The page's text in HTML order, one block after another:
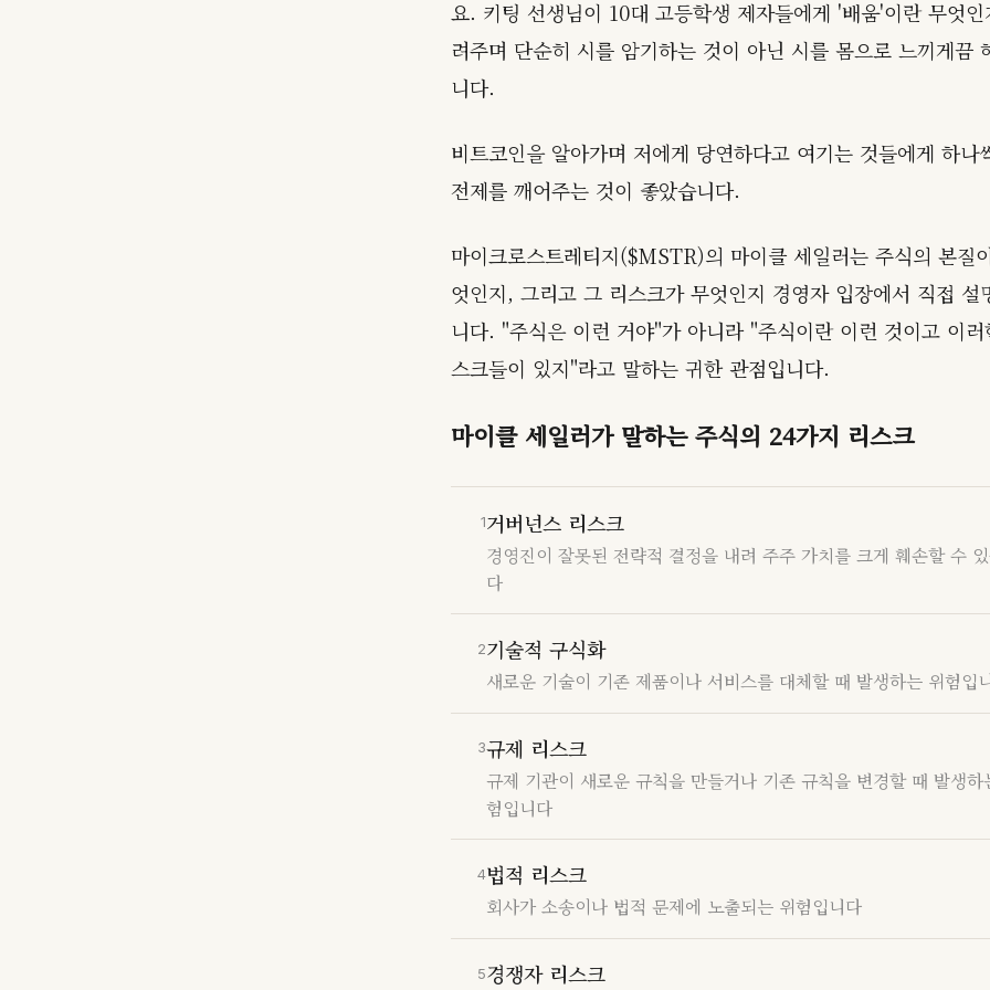
요. 키팅 선생님이 10대 고등학생 제자들에게 '배움'이란 무엇
려주며 단순히 시를 암기하는 것이 아닌 시를 몸으로 느끼게끔
니다.
비트코인을 알아가며 저에게 당연하다고 여기는 것들에게 하나
전제를 깨어주는 것이 좋았습니다.
마이크로스트레티지($MSTR)의 마이클 세일러는 주식의 본질
엇인지, 그리고 그 리스크가 무엇인지 경영자 입장에서 직접 설
니다. "주식은 이런 거야"가 아니라 "주식이란 이런 것이고 이러
스크들이 있지"라고 말하는 귀한 관점입니다.
마이클 세일러가 말하는 주식의 24가지 리스크
1거버넌스 리스크
경영진이 잘못된 전략적 결정을 내려 주주 가치를 크게 훼손할 수
다
2기술적 구식화
새로운 기술이 기존 제품이나 서비스를 대체할 때 발생하는 위험입
3규제 리스크
규제 기관이 새로운 규칙을 만들거나 기존 규칙을 변경할 때 발생하
험입니다
4법적 리스크
회사가 소송이나 법적 문제에 노출되는 위험입니다
5경쟁자 리스크